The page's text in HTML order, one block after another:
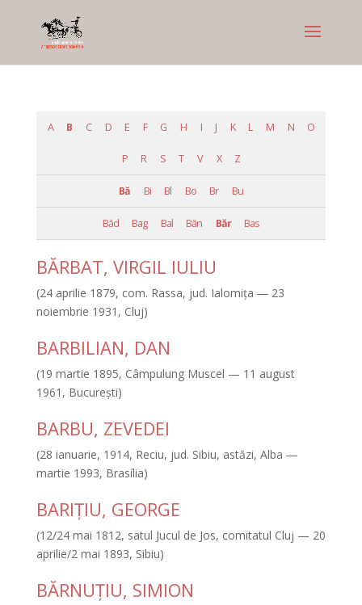
A B C D E F G H I J K L M N O
P R S T V X Z
Bă Bi Bl Bo Br Bu
Băd Bag Bal Băn Băr Bas
BĂRBAT, VIRGIL IULIU
(24 aprilie 1879, com. Rassa, jud. Ialomiţa ― 23
noiembrie 1931, Cluj)
BARBILIAN, DAN
(19 martie 1895, Câmpulung Muscel — 11 august
1961, Bucureşti)
BARBU, ZEVEDEI
(28 ianuarie, 1914, Reciu, jud. Sibiu, astăzi, Alba ―
martie 1993, Brasília)
BARIŢIU, GEORGE
(12/24 mai 1812, satul Jucul de Jos, comitatul Cluj — 20
aprilie/2 mai 1893, Sibiu)
BĂRNUŢIU, SIMION